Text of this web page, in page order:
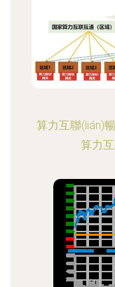
算力互聯(lián)
算力